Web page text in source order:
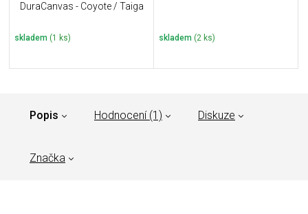
DuraCanvas - Coyote / Taiga
skladem (1 ks) skladem (2 ks)
Popis Hodnocení (1) Diskuze
Značka